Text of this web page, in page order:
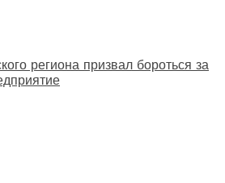
региона призвал бороться за